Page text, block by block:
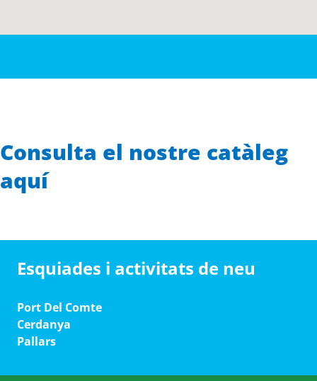
Consulta el nostre catàleg
aquí
Esquiades i activitats de neu
Port Del Comte
Cerdanya
Pallars